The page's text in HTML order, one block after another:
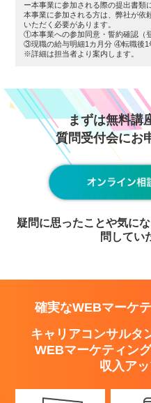
ー本事業に参加される際の提出書類
本事業に参加される方は、弊社が依
いただく必要があります。
①本事業への参加同意・誓約確認（
③現職の給与明細1カ月分 ④転職後1
※詳細は担当者より案内します。
まずは無料講
質問受付会にお
疑問に思ったことや気に
問してい
確実なWEBマーケ
キャリアコンサルタ
WEBマーケティン
収入ア